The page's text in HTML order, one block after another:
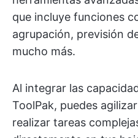
que incluye funciones
agrupación, previsión
mucho más.
Al integrar las
ToolPak, puedes
realizar tareas